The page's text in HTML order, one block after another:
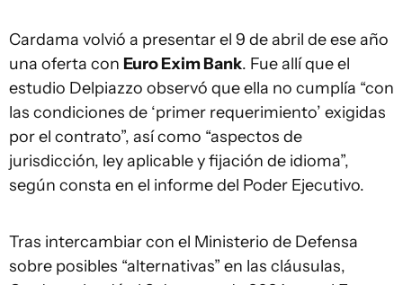
Cardama volvió a presentar el 9 de abril de ese año
una oferta con Euro Exim Bank. Fue allí que el
estudio Delpiazzo observó que ella no cumplía “con
las condiciones de ‘primer requerimiento’ exigidas
por el contrato”, así como “aspectos de
jurisdicción, ley aplicable y fijación de idioma”,
según consta en el informe del Poder Ejecutivo.
Tras intercambiar con el Ministerio de Defensa
sobre posibles “alternativas” en las cláusulas,